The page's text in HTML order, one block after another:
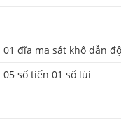
01 đĩa ma sát khô dẫn
05 số tiến 01 số lùi